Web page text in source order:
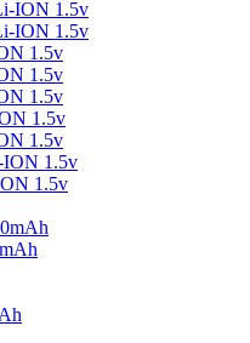
ION 1.5v
ION 1.5v
1.5v
1.5v
1.5v
1.5v
1.5v
1.5v
1.5v